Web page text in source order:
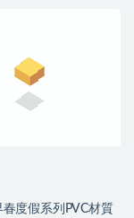
度假系列PVC材質